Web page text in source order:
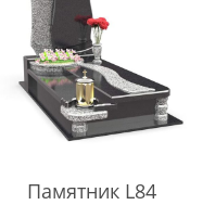
Памятник L84